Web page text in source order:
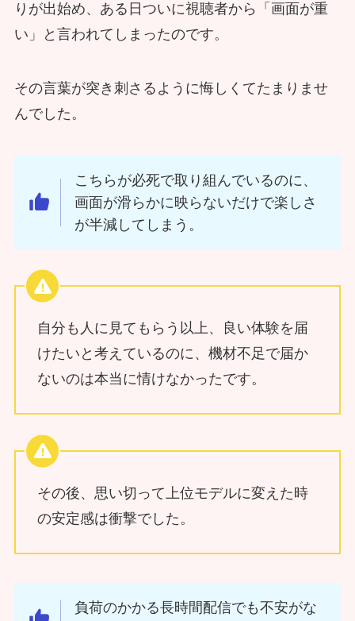
りが出始め、ある日ついに視聴者から「画面が重
い」と言われてしまったのです。
その言葉が突き刺さるように悔しくてたまりませ
んでした。
こちらが必死で取り組んでいるのに、
画面が滑らかに映らないだけで楽しさ
が半減してしまう。
自分も人に見てもらう以上、良い体験を届
けたいと考えているのに、機材不足で届か
ないのは本当に情けなかったです。
その後、思い切って上位モデルに変えた時
の安定感は衝撃でした。
負荷のかかる長時間配信でも不安がな